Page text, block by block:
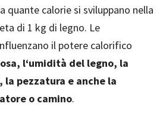
quante calorie si sviluppano nella
di 1 kg di legno. Le
il potere calorifico
l‘umidità del legno, la
la pezzatura e anche la
o camino.